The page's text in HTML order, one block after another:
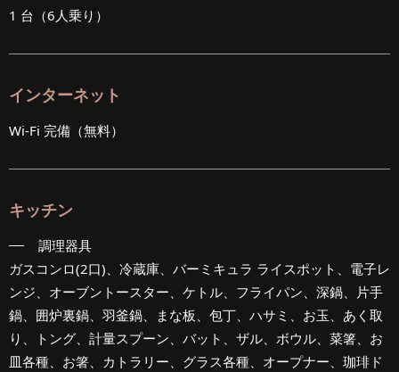
1 台（6人乗り）
インターネット
Wi-Fi 完備（無料）
キッチン
調理器具
ガスコンロ(2口)、冷蔵庫、バーミキュラ ライスポット、電子レ
ンジ、オーブントースター、ケトル、フライパン、深鍋、片手
鍋、囲炉裏鍋、羽釜鍋、まな板、包丁、ハサミ、お玉、あく取
り、トング、計量スプーン、バット、ザル、ボウル、菜箸、お
皿各種、お箸、カトラリー、グラス各種、オープナー、珈琲ド